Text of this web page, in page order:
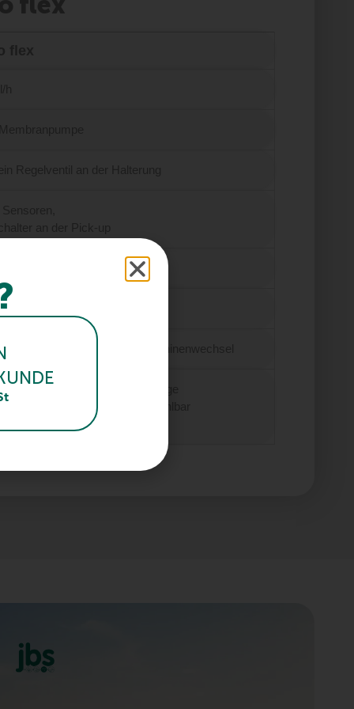
jeweils 2 Düsen in 3 Größen
geringer Aufwand beim Maschinenwechsel
Tank und eigene Größe wählbar
und trotzdem robust